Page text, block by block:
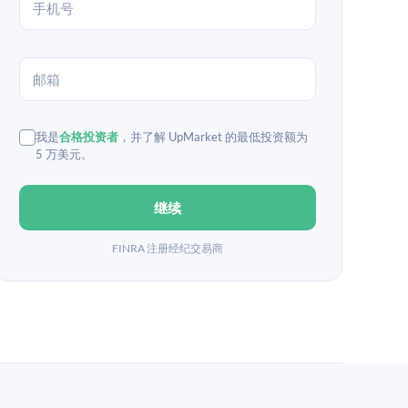
我是合格投资者 ，并了解 UpMarket 的最低投资额为
5 万美元。
继续
FINRA 注册经纪交易商